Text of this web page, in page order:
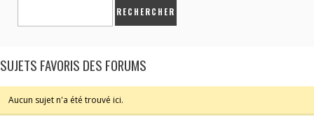
SUJETS FAVORIS DES FORUMS
Aucun sujet n'a été trouvé ici.